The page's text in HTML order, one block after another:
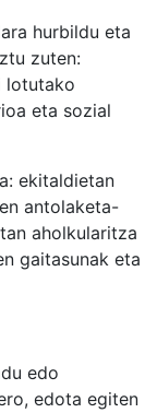
hurbildu eta
zuten:
lotutako
eta sozial
ekitaldietan
antolaketa-
aholkularitza
gaitasunak eta
edo
edota egiten